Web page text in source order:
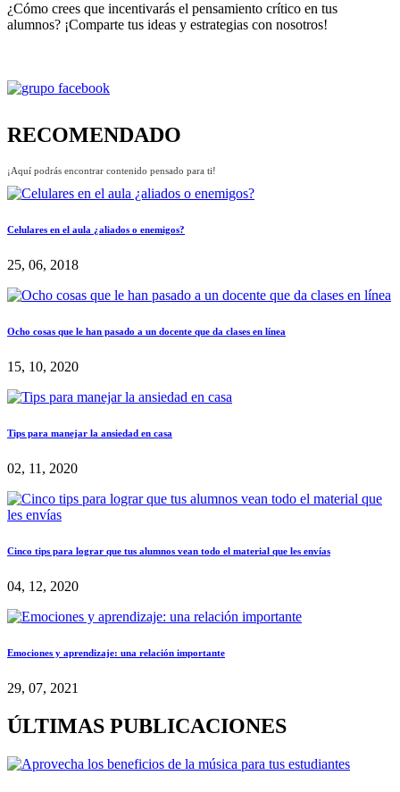
¿Cómo crees que incentivarás el pensamiento crítico en tus
alumnos? ¡Comparte tus ideas y estrategias con nosotros!
RECOMENDADO
¡Aquí podrás encontrar contenido pensado para ti!
Celulares en el aula ¿aliados o enemigos?
25, 06, 2018
Ocho cosas que le han pasado a un docente que da clases en línea
15, 10, 2020
Tips para manejar la ansiedad en casa
02, 11, 2020
Cinco tips para lograr que tus alumnos vean todo el material que les envías
04, 12, 2020
Emociones y aprendizaje: una relación importante
29, 07, 2021
ÚLTIMAS PUBLICACIONES